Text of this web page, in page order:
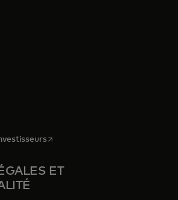
un nouvel onglet
s’ouvre dans un nouvel onglet
ET